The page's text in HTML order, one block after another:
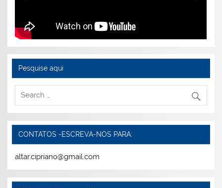
Pesquise aqui
CONTATOS -ESCREVA-NOS PARA:
altar.cipriano@gmail.com